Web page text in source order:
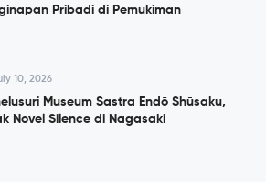
Pribadi di Pemukiman
10, 2026
Museum Sastra Endō Shūsaku,
Novel Silence di Nagasaki